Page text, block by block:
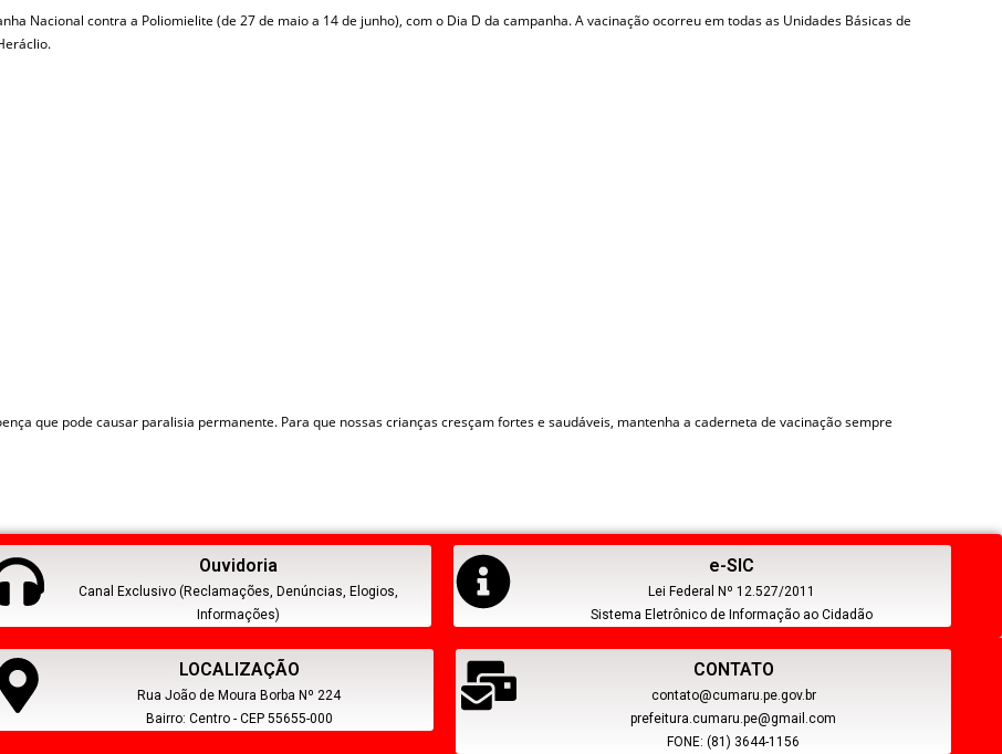
Nacional contra a Poliomielite (de 27 de maio a 14 de junho), com o Dia D da campanha. A vacinação ocorreu em todas as Unidades Básicas de
que pode causar paralisia permanente. Para que nossas crianças cresçam fortes e saudáveis, mantenha a caderneta de vacinação sempre
Ouvidoria
Canal Exclusivo (Reclamações, Denúncias, Elogios,
Informações)
e-SIC
Lei Federal Nº 12.527/2011
Sistema Eletrônico de Informação ao Cidadão
LOCALIZAÇÃO
Rua João de Moura Borba Nº 224
Bairro: Centro - CEP 55655-000
CONTATO
contato@cumaru.pe.gov.br
prefeitura.cumaru.pe@gmail.com
FONE: (81) 3644-1156